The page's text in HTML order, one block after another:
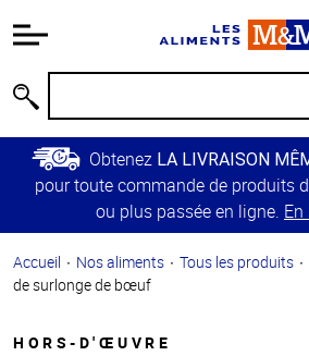
relative à
Passer
contenu
principal
Retour à
principale
Obtenez LA LIVRAISON
pour toute commande de produits
ou plus passée en ligne.
Accueil Nos aliments Tous les produits
de surlonge de bœuf
HORS-D'ŒUVRE